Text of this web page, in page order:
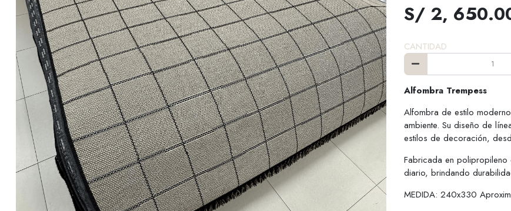
S/ 2,
CANTIDAD
Alfombra Trempess
Alfombra de estilo
ambiente. Su diseño de
estilos de decoración,
Fabricada en
diario, brindando
MEDIDA: 240x330